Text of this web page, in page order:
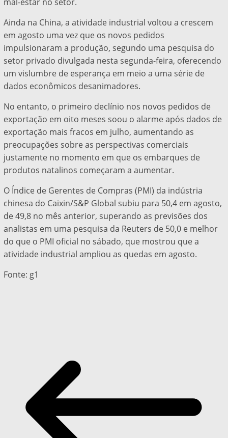
mal-estar no setor.
Ainda na China, a atividade industrial voltou a crescem
em agosto uma vez que os novos pedidos
impulsionaram a produção, segundo uma pesquisa do
setor privado divulgada nesta segunda-feira, oferecendo
um vislumbre de esperança em meio a uma série de
dados econômicos desanimadores.
No entanto, o primeiro declínio nos novos pedidos de
exportação em oito meses soou o alarme após dados de
exportação mais fracos em julho, aumentando as
preocupações sobre as perspectivas comerciais
justamente no momento em que os embarques de
produtos natalinos começaram a aumentar.
O Índice de Gerentes de Compras (PMI) da indústria
chinesa do Caixin/S&P Global subiu para 50,4 em agosto,
de 49,8 no mês anterior, superando as previsões dos
analistas em uma pesquisa da Reuters de 50,0 e melhor
do que o PMI oficial no sábado, que mostrou que a
atividade industrial ampliou as quedas em agosto.
Fonte: g1